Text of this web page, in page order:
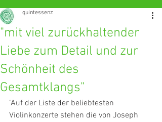
"mit viel zurückhaltender
Liebe zum Detail und zur
Schönheit des
Gesamtklangs"
quintessenz
"Auf der Liste der beliebtesten
Violinkonzerte stehen die von Joseph